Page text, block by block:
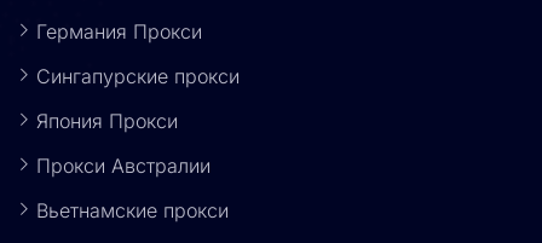
Германия Прокси
Сингапурские прокси
Япония Прокси
Прокси Австралии
Вьетнамские прокси